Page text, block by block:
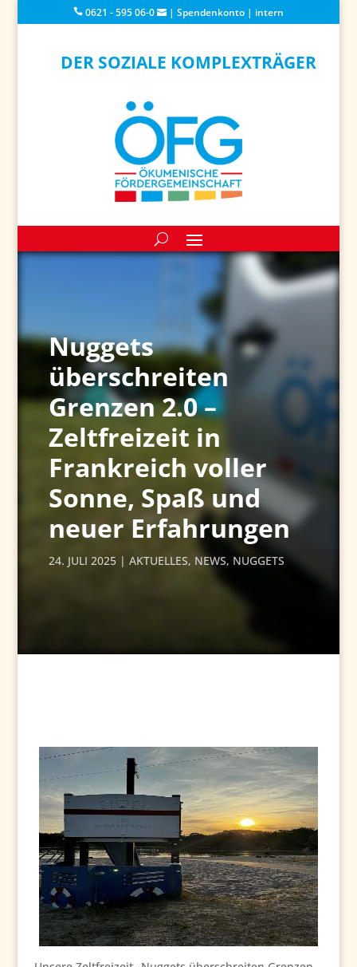
0621 - 595 06-0 | Spendenkonto| intern
DER SOZIALE KOMPLEXTRÄGER
Nuggets
überschreiten
Grenzen 2.0 –
Zeltfreizeit in
Frankreich voller
Sonne, Spaß und
neuer Erfahrungen
24. JULI 2025 AKTUELLES, NEWS, NUGGETS